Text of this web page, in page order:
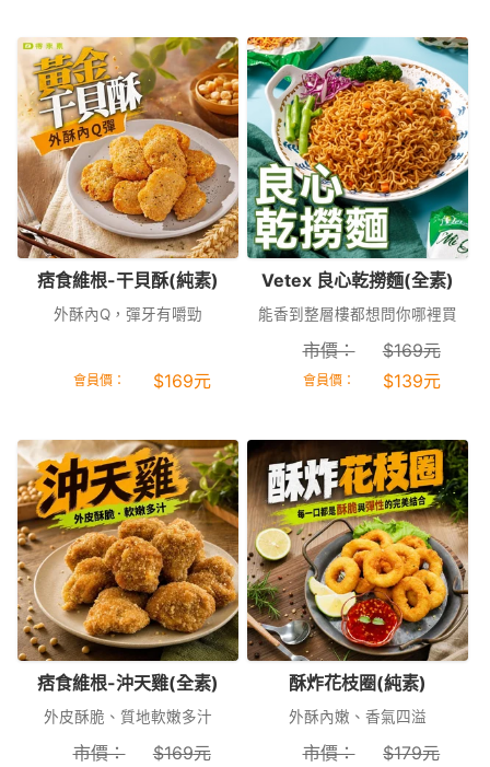
痞食維根-干貝酥(純素)
外酥內Q，彈牙有嚼勁
會員價： $169元
Vetex 良心乾撈麵(全素)
能香到整層樓都想問你哪裡買
市價： $169元
會員價： $139元
痞食維根-沖天雞(全素)
外皮酥脆、質地軟嫩多汁
市價： $169元
酥炸花枝圈(純素)
外酥內嫩、香氣四溢
市價： $179元